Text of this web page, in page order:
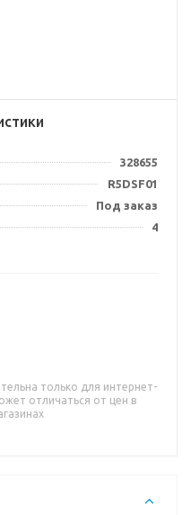
328655
R5DSF01
Под заказ
4
только для интернет-
отличаться от цен в